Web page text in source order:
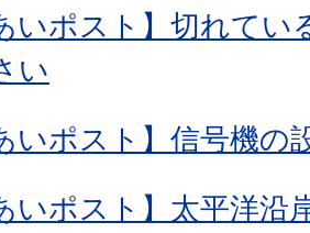
いポスト】切れてい
い
いポスト】信号機の
いポスト】太平洋沿